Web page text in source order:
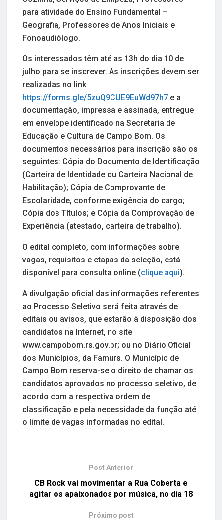
para atividade do Ensino Fundamental –
Geografia, Professores de Anos Iniciais e
Fonoaudiólogo.
Os interessados têm até as 13h do dia 10 de
julho para se inscrever. As inscrições devem ser
realizadas no link
https://forms.gle/5zuQ9CUE9EuWd97h7 e a
documentação, impressa e assinada, entregue
em envelope identificado na Secretaria de
Educação e Cultura de Campo Bom. Os
documentos necessários para inscrição são os
seguintes: Cópia do Documento de Identificação
(Carteira de Identidade ou Carteira Nacional de
Habilitação); Cópia de Comprovante de
Escolaridade, conforme exigência do cargo;
Cópia dos Títulos; e Cópia da Comprovação de
Experiência (atestado, carteira de trabalho).
O edital completo, com informações sobre
vagas, requisitos e etapas da seleção, está
disponível para consulta online (clique aqui).
A divulgação oficial das informações referentes
ao Processo Seletivo será feita através de
editais ou avisos, que estarão à disposição dos
candidatos na Internet, no site
www.campobom.rs.gov.br; ou no Diário Oficial
dos Municípios, da Famurs. O Município de
Campo Bom reserva-se o direito de chamar os
candidatos aprovados no processo seletivo, de
acordo com a respectiva ordem de
classificação e pela necessidade da função até
o limite de vagas informadas no edital.
Post Anterior
CB Rock vai movimentar a Rua Coberta e
agitar os apaixonados por música, no dia 18
Próximo post